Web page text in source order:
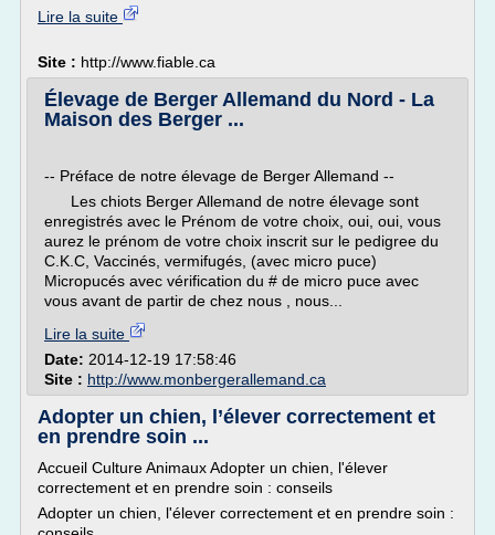
Lire la suite
Site : http://www.fiable.ca
Élevage de Berger Allemand du Nord - La
Maison des Berger ...
-- Préface de notre élevage de Berger Allemand --
Les chiots Berger Allemand de notre élevage sont
enregistrés avec le Prénom de votre choix, oui, oui, vous
aurez le prénom de votre choix inscrit sur le pedigree du
C.K.C, Vaccinés, vermifugés, (avec micro puce)
Micropucés avec vérification du # de micro puce avec
vous avant de partir de chez nous , nous...
Lire la suite
Date: 2014-12-19 17:58:46
Site : http://www.monbergerallemand.ca
Adopter un chien, l’élever correctement et
en prendre soin ...
Accueil Culture Animaux Adopter un chien, l'élever
correctement et en prendre soin : conseils
Adopter un chien, l'élever correctement et en prendre soin :